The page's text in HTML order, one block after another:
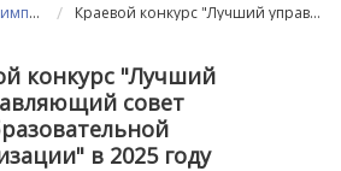
Олимпиады и конкурсы / Краевой конкурс "Лучший управляющий совет образовательной организации" в 2025 году
конкурс "Лучший
совет
в 2025 году